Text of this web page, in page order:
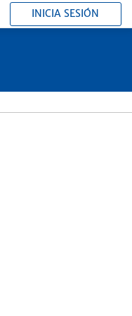
INICIA SESIÓN